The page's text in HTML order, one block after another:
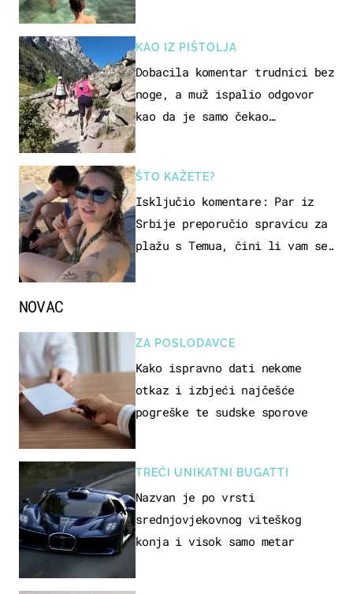
KAO IZ PIŠTOLJA
Dobacila komentar trudnici bez
noge, a muž ispalio odgovor
kao da je samo čekao…
ŠTO KAŽETE?
Isključio komentare: Par iz
Srbije preporučio spravicu za
plažu s Temua, čini li vam se
NOVAC
ZA POSLODAVCE
Kako ispravno dati nekome
otkaz i izbjeći najčešće
pogreške te sudske sporove
TREĆI UNIKATNI BUGATTI
Nazvan je po vrsti
srednjovjekovnog viteškog
konja i visok samo metar